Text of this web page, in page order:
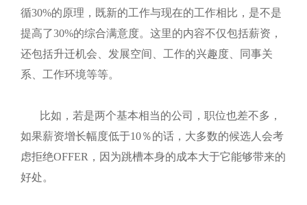
循30%的原理，既新的工作与现在的工作相比，是不是
提高了30%的综合满意度。这里的内容不仅包括薪资，
还包括升迁机会、发展空间、工作的兴趣度、同事关
系、工作环境等等。
比如，若是两个基本相当的公司，职位也差不多，
如果薪资增长幅度低于10％的话，大多数的候选人会考
虑拒绝OFFER ，因为跳槽本身的成本大于它能够带来的
好处。